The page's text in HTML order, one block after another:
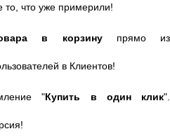
то, что уже примерили!
в корзинупрямо из
в Клиентов!
"Купить в один клик".